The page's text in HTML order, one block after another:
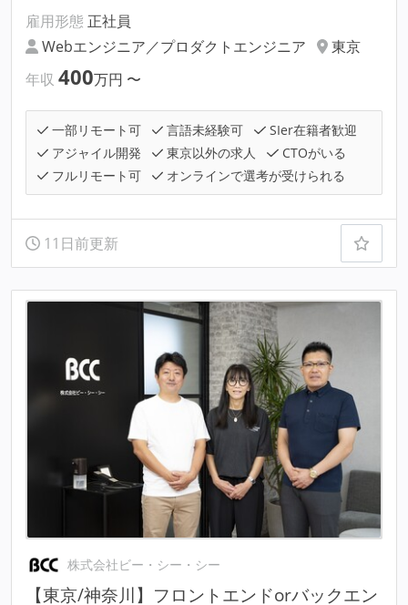
雇用形態 正社員
Webエンジニア／プロダクトエンジニア
東京
年収 400万円 〜
一部リモート可 言語未経験可
SIer在籍者歓迎
アジャイル開発
東京以外の求人
CTOがいる
フルリモート可
オンラインで選考が受けられる
11日前更新
株式会社ビー・シー・シー
【東京/神奈川】フロントエンドorバックエン